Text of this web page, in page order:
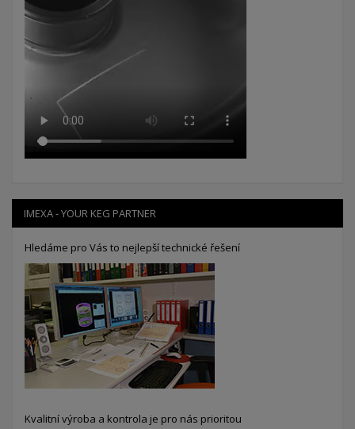
IMEXA - YOUR KEG PARTNER
Hledáme pro Vás to nejlepší technické řešení
Kvalitní výroba a kontrola je pro nás prioritou